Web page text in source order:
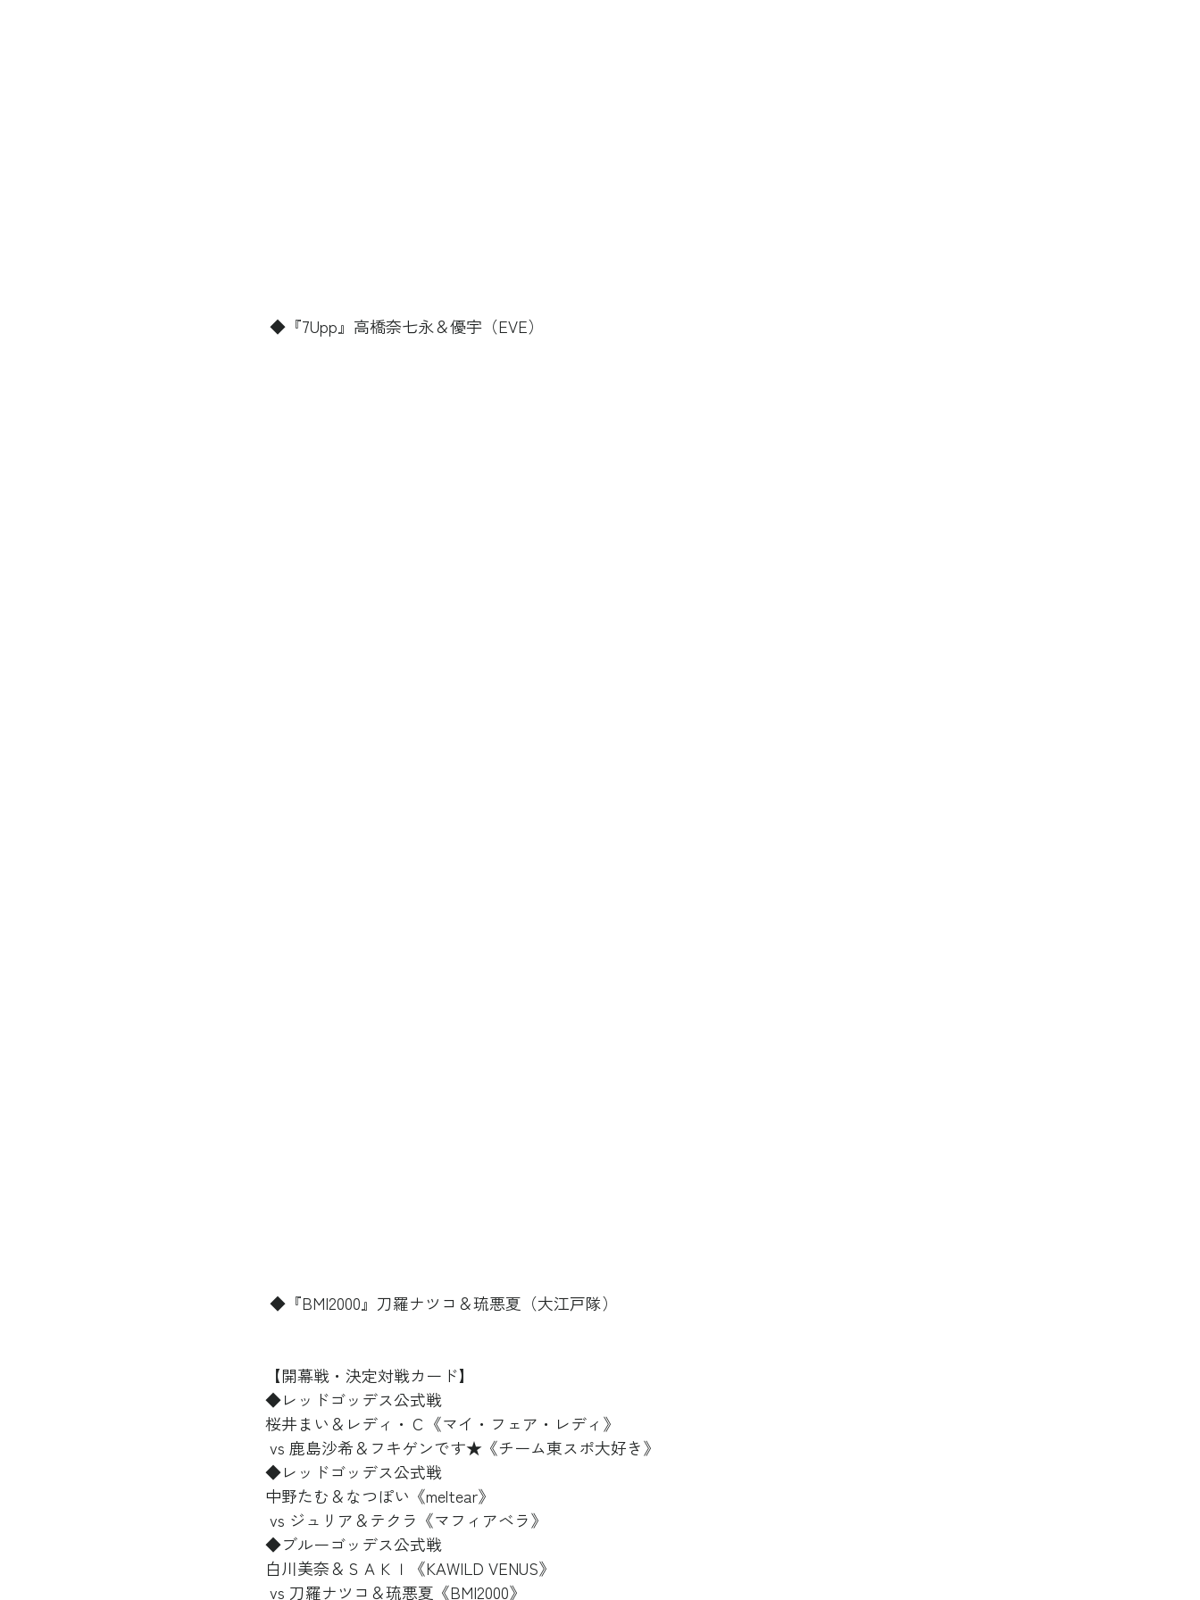
◆『7Upp』高橋奈七永＆優宇（EVE）
◆『BMI2000』刀羅ナツコ＆琉悪夏（大江戸隊）
【開幕戦・決定対戦カード】
◆レッドゴッデス公式戦
桜井まい＆レディ・Ｃ《マイ・フェア・レディ》
vs 鹿島沙希＆フキゲンです★《チーム東スポ大好き》
◆レッドゴッデス公式戦
中野たむ＆なつぽい《meltear》
vs ジュリア＆テクラ《マフィアベラ》
◆ブルーゴッデス公式戦
白川美奈＆ＳＡＫＩ《KAWILD VENUS》
vs 刀羅ナツコ＆琉悪夏《BMI2000》